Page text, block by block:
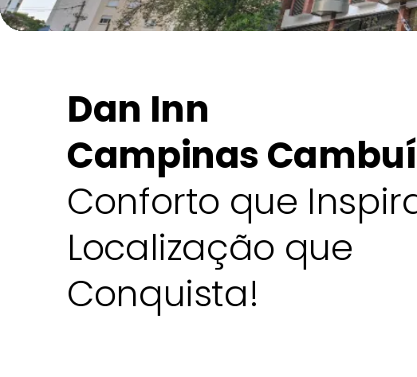
Dan Inn
Campinas
Conforto que
Localização que
Conquista!